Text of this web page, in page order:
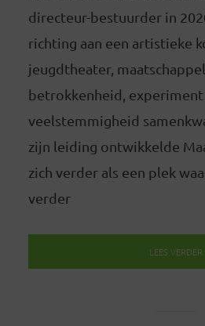
directeur-bestuurder in
richting aan een artistieke
jeugdtheater,
betrokkenheid, experiment
veelstemmigheid
zijn leiding ontwikkelde
zich verder als een plek
verder
LEES VERDER